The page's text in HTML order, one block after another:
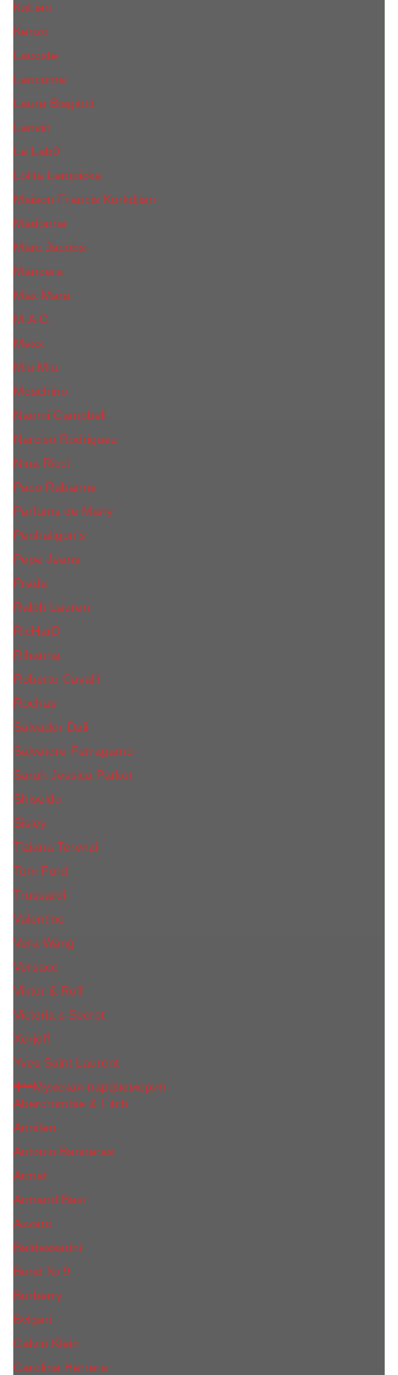
КиLian
Kenzo
Lacoste
Lancome
Laura Biagiotti
Lanvin
Lе Lab0
Lolita Lempicka
Maison Francis Kurkdjian
Madonna
Marc Jacobs
Mancera
Max Mara
M.А.C.
Mexx
Miu Miu
Mоsсhino
Naomi Campbell
Narciso Rodriguez
Nina Ricci
Paco Rabanne
Parfums de Marly
Penhaligon's
Pepe Jeans
Prada
Ralph Lauren
RicHarD
Rihanna
Roberto Cavalli
Rochas
Salvador Dali
Salvatore Ferragamo
Sarah Jessica Parker
Shiseido
Sisley
Tiziana Terenzi
Tom Ford
Trussardi
Valentino
Vera Wang
Versace
Viktor & Rolf
Victoria s Secret
Xerjoff
Yves Saint Laurent
Мужская парфюмерия
Abercrombie & Fitch
Annifen
Antonio Banderas
Armaf
Armand Basi
Azzaro
Baldessarini
Bond № 9
Burberry
Bvlgari
Calvin Klein
Carolina Herrera